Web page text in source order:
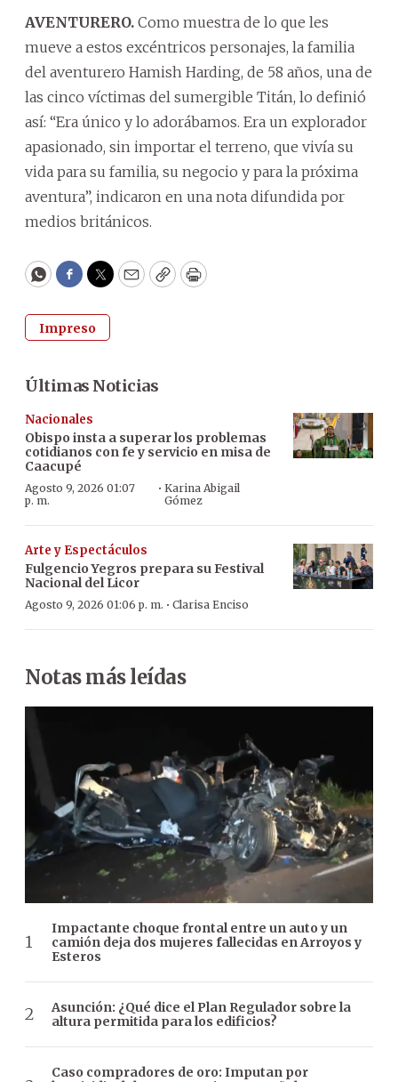
AVENTURERO. Como muestra de lo que les
mueve a estos excéntricos personajes, la familia
del aventurero Hamish Harding, de 58 años, una de
las cinco víctimas del sumergible Titán, lo definió
así: “Era único y lo adorábamos. Era un explorador
apasionado, sin importar el terreno, que vivía su
vida para su familia, su negocio y para la próxima
aventura”, indicaron en una nota difundida por
medios británicos.
WhatsApp
Facebook
Twitter
EmailCopyPrint
Impreso
Últimas Noticias
Nacionales
Obispo insta a superar los problemas
cotidianos con fe y servicio en misa de
Caacupé
Agosto 9, 2026 01:07
p. m.
·Karina Abigail
Gómez
Arte y Espectáculos
Fulgencio Yegros prepara su Festival
Nacional del Licor
Agosto 9, 2026 01:06 p. m. · Clarisa Enciso
Notas más leídas
Impactante choque frontal entre un auto y un
camión deja dos mujeres fallecidas en Arroyos y
Esteros
Asunción: ¿Qué dice el Plan Regulador sobre la
altura permitida para los edificios?
Caso compradores de oro: Imputan por